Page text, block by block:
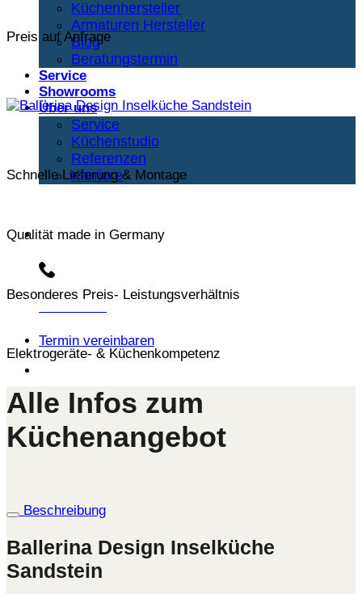
Küchenhersteller
Armaturen Hersteller
Blog
Beratungstermin
Service
Showrooms
Über uns
Service
Küchenstudio
Referenzen
Karriere
Beratungs-Hotline:
Termin vereinbaren
Preis auf Anfrage
Schnelle Lieferung & Montage
Qualität made in Germany
Besonderes Preis- Leistungsverhältnis
Elektrogeräte- & Küchenkompetenz
Alle Infos zum
Küchenangebot
Beschreibung
Ballerina Design Inselküche
Sandstein